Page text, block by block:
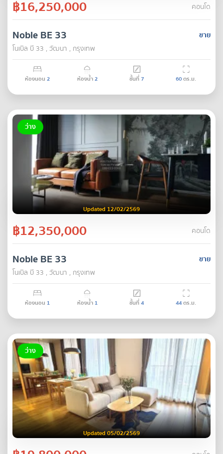
฿16,250,000 คอนโด
ขาย
Noble BE 33
โนเบิล บี 33 , วัฒนา , กรุงเทพ
ห้องนอน 2 ห้องน้ำ2 ชั้นที่7 60ตร.ม.
ว่าง
Updated 12/02/2569
฿12,350,000 คอนโด
ขาย
Noble BE 33
โนเบิล บี 33 , วัฒนา , กรุงเทพ
ห้องนอน 1 ห้องน้ำ 1 ชั้นที่4 44ตร.ม.
ว่าง
Updated 05/02/2569